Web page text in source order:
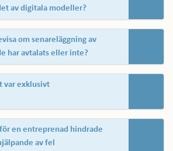
av digitala modeller?
om senareläggning av
har avtalats eller inte?
var exklusivt
en entreprenad hindrade
av fel